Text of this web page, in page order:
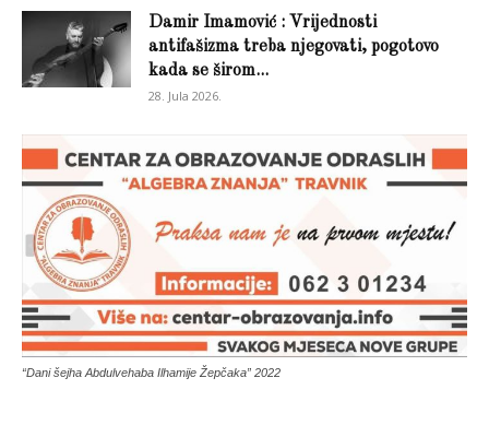
Damir Imamović : Vrijednosti
antifašizma treba njegovati, pogotovo
kada se širom...
28. Jula 2026.
“Dani šejha Abdulvehaba Ilhamije Žepčaka” 2022